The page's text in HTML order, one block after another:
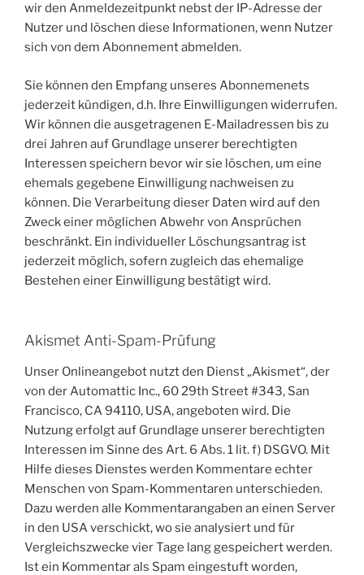
wir den Anmeldezeitpunkt nebst der IP-Adresse der
Nutzer und löschen diese Informationen, wenn Nutzer
sich von dem Abonnement abmelden.
Sie können den Empfang unseres Abonnemenets
jederzeit kündigen, d.h. Ihre Einwilligungen widerrufen.
Wir können die ausgetragenen E-Mailadressen bis zu
drei Jahren auf Grundlage unserer berechtigten
Interessen speichern bevor wir sie löschen, um eine
ehemals gegebene Einwilligung nachweisen zu
können. Die Verarbeitung dieser Daten wird auf den
Zweck einer möglichen Abwehr von Ansprüchen
beschränkt. Ein individueller Löschungsantrag ist
jederzeit möglich, sofern zugleich das ehemalige
Bestehen einer Einwilligung bestätigt wird.
Akismet Anti-Spam-Prüfung
Unser Onlineangebot nutzt den Dienst „Akismet“, der
von der Automattic Inc., 60 29th Street #343, San
Francisco, CA 94110, USA, angeboten wird. Die
Nutzung erfolgt auf Grundlage unserer berechtigten
Interessen im Sinne des Art. 6 Abs. 1 lit. f) DSGVO. Mit
Hilfe dieses Dienstes werden Kommentare echter
Menschen von Spam-Kommentaren unterschieden.
Dazu werden alle Kommentarangaben an einen Server
in den USA verschickt, wo sie analysiert und für
Vergleichszwecke vier Tage lang gespeichert werden.
Ist ein Kommentar als Spam eingestuft worden,